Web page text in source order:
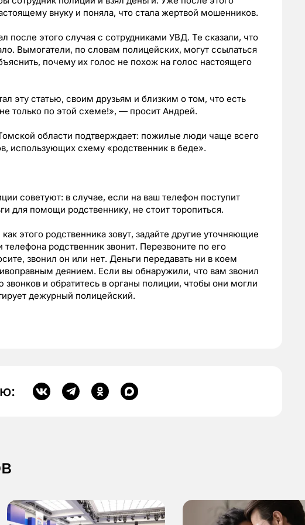
внуку и поняла, что стала жертвой мошенников.
после этого случая с сотрудниками УВД. Те сказали, что
Вымогатели, по словам полицейских, могут ссылаться
почему их голос не похож на голос настоящего
эту статью, своим друзьям и близким о том, что есть
только по этой схеме!», — просит Андрей.
области подтверждает: пожилые люди чаще всего
использующих схему «родственник в беде».
советуют: в случае, если на ваш телефон поступит
для помощи родственнику, не стоит торопиться.
этого родственника зовут, задайте другие уточняющие
родственник звонит. Перезвоните по его
звонил он или нет. Деньги передавать ни в коем
деянием. Если вы обнаружили, что вам звонил
и обратитесь в органы полиции, чтобы они могли
дежурный полицейский.